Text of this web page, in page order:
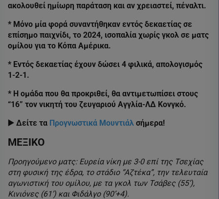
ακολουθεί ημίωρη παράταση και αν χρειαστεί, πέναλτι.
* Μόνο μία φορά συναντήθηκαν εντός δεκαετίας σε
επίσημο παιχνίδι, το 2024, ισοπαλία χωρίς γκολ σε ματς
ομίλου για το Κόπα Αμέρικα.
* Εντός δεκαετίας έχουν δώσει 4 φιλικά, απολογισμός
1-2-1.
* Η ομάδα που θα προκριθεί, θα αντιμετωπίσει στους
“16” τον νικητή του ζευγαριού Αγγλία-ΛΔ Κονγκό.
▶️ Δείτε τα Προγνωστικά Μουντιάλ σήμερα!
ΜΕΞΙΚΟ
Προηγούμενο ματς: Ευρεία νίκη με 3-0 επί της Τσεχίας
στη φυσική της έδρα, το στάδιο “Αζτέκα”, την τελευταία
αγωνιστική του ομίλου, με τα γκολ των Τσάβες (55’),
Κινιόνες (61’) και Φιδάλγο (90’+4).